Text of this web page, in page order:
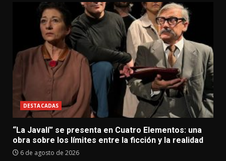
DESTACADAS
“La Javalí” se presenta en Cuatro Elementos: una
obra sobre los límites entre la ficción y la realidad
6 de agosto de 2026